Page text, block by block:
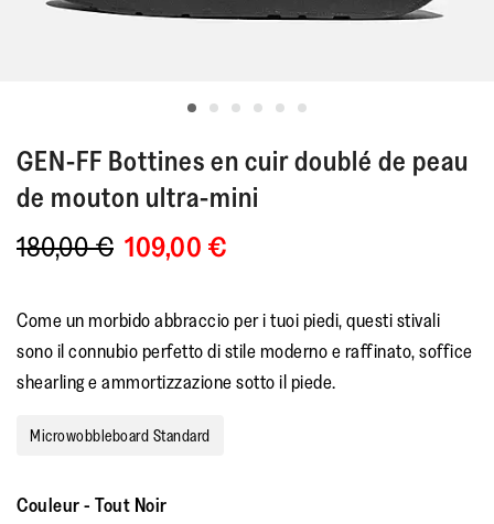
GEN-FF Bottines en cuir doublé de peau
de mouton ultra-mini
180,00 € 109,00 €
Come un morbido abbraccio per i tuoi piedi, questi stivali
sono il connubio perfetto di stile moderno e raffinato, soffice
shearling e ammortizzazione sotto il piede.
Microwobbleboard Standard
Couleur- Tout Noir